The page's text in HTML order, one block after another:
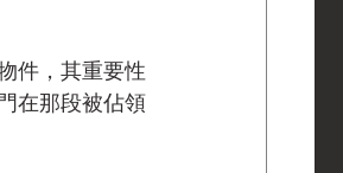
件，其重要性
在那段被佔領